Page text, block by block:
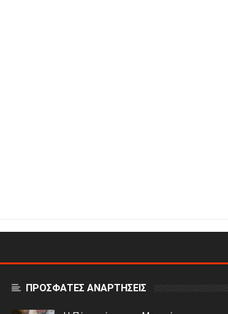
ΠΡΟΣΦΑΤΕΣ ΑΝΑΡΤΗΣΕΙΣ